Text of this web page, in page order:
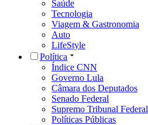
Saúde
Tecnologia
Viagem & Gastronomia
Auto
LifeStyle
Política
Índice CNN
Governo Lula
Câmara dos Deputados
Senado Federal
Supremo Tribunal Federal
Políticas Públicas